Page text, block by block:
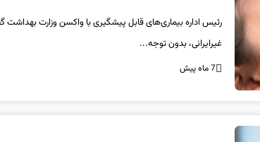
غیرایرانی، بدون توجه...
7 ماه پیش